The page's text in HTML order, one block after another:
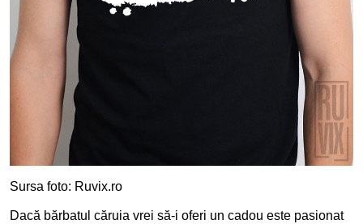
Sursa foto: Ruvix.ro
Dacă bărbatul căruia vrei să-i oferi un cadou este pasionat